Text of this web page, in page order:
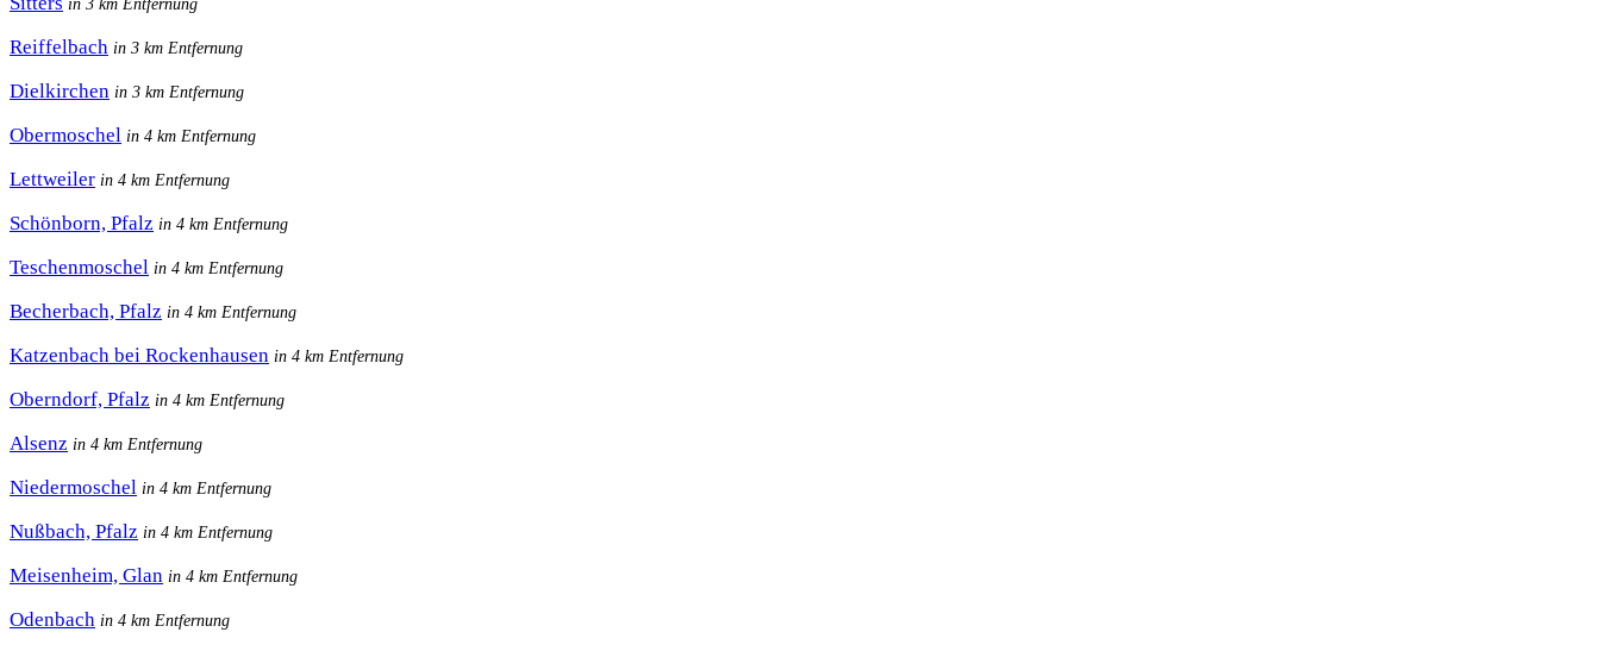
Reiffelbach in 3 km Entfernung
Dielkirchen in 3 km Entfernung
Obermoschel in 4 km Entfernung
Lettweiler in 4 km Entfernung
Schönborn, Pfalz in 4 km Entfernung
Teschenmoschel in 4 km Entfernung
Becherbach, Pfalz in 4 km Entfernung
Katzenbach bei Rockenhausen in 4 km Entfernung
Oberndorf, Pfalz in 4 km Entfernung
Alsenz in 4 km Entfernung
Niedermoschel in 4 km Entfernung
Nußbach, Pfalz in 4 km Entfernung
Meisenheim, Glan in 4 km Entfernung
Odenbach in 4 km Entfernung